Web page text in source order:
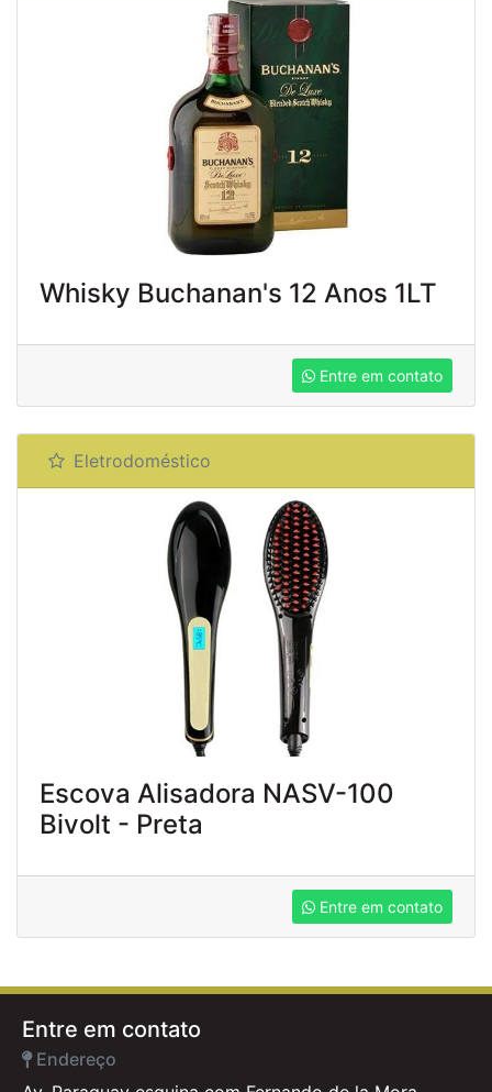
Whisky Buchanan's 12 Anos 1LT
Entre em contato
Eletrodoméstico
Escova Alisadora NASV-100
Bivolt - Preta
Entre em contato
Entre em contato
Endereço